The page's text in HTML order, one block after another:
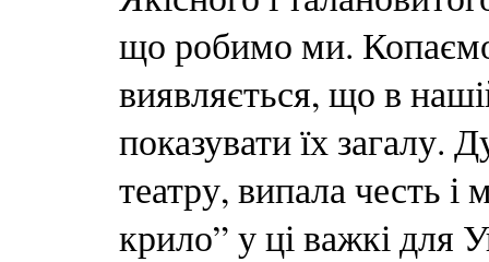
що робимо ми.
виявляється, що в
показувати їх
театру, випала честь
крило” у ці важкі для